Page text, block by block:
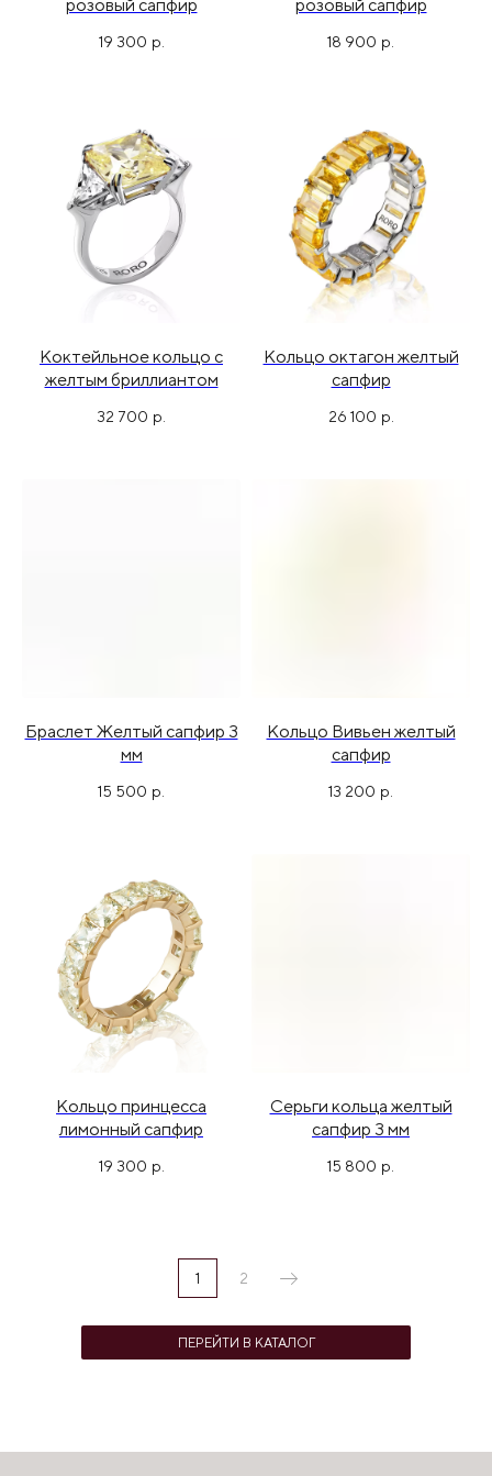
розовый сапфир
19 300 р.
розовый сапфир
18 900 р.
Коктейльное кольцо с
желтым бриллиантом
32 700 р.
Кольцо октагон желтый
сапфир
26 100 р.
Браслет Желтый сапфир 3
мм
15 500 р.
Кольцо Вивьен желтый
сапфир
13 200 р.
Кольцо принцесса
лимонный сапфир
19 300 р.
Серьги кольца желтый
сапфир 3 мм
15 800 р.
1 2
ПЕРЕЙТИ В КАТАЛОГ
конфиденциальности
Разработка сайта Nastii CH
© 2022-2026 Muar